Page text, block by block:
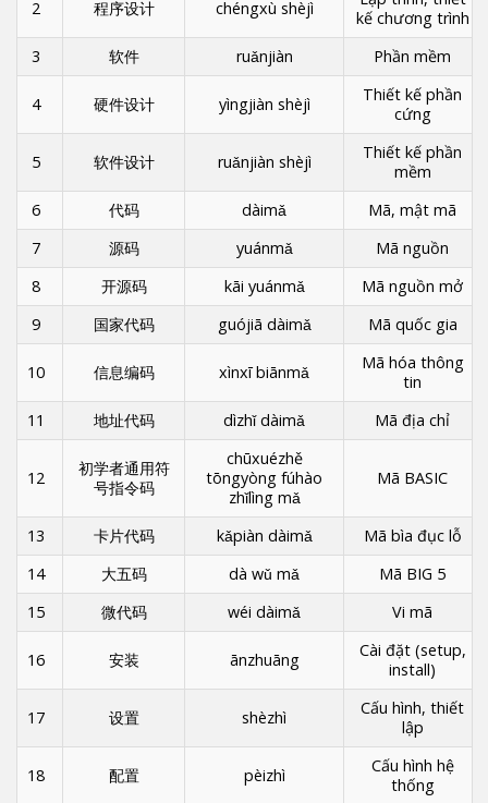
2 程序设计 chéngxù shèjì
kế chương trình
3
软件 ruǎnjiàn Phần mềm
4 硬件设计 yìngjiàn shèjì
Thiết kế phần
cứng
5 软件设计 ruǎnjiàn shèjì
Thiết kế phần
mềm
6
代码 dàimǎ
Mã, mật mã
7
源码 yuánmǎ
Mã nguồn
8
开源码 kāi yuánmǎ
Mã nguồn mở
9
国家代码 guójiā dàimǎ Mã quốc gia
10 信息编码 xìnxī biānmǎ
Mã hóa thông
tin
11
地址代码 dìzhǐ dàimǎ Mã địa chỉ
12
初学者通用符
号指令码
chūxuézhě
tōngyòng fúhào
zhǐlìng mǎ
Mã BASIC
13 卡片代码 kǎpiàn dàimǎ
Mã bìa đục lỗ
14
大五码 dà wǔ mǎ
Mã BIG 5
15
微代码 wéi dàimǎ Vi mã
16 安装 ānzhuāng
Cài đặt (setup,
install)
17 设置 shèzhì
Cấu hình, thiết
lập
18 配置 pèizhì
Cấu hình hệ
thống